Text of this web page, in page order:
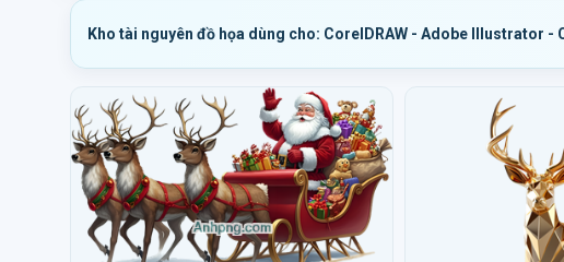
Kho tài nguyên đồ họa dùng cho: CorelDRAW - Adobe Illustrator -